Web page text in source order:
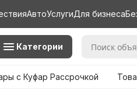
АвтоУслугиДля бизнеса
Категории
с Куфар Рассрочкой